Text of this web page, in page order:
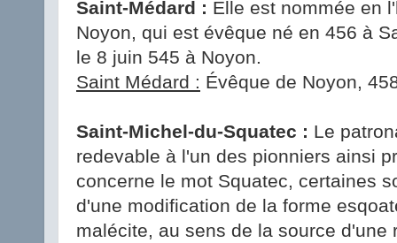
Saint-Médard : Elle est nommée en
Noyon, qui est évêque né en 456 à
le 8 juin 545 à Noyon.
Saint Médard : Évêque de Noyon,
Saint-Michel-du-Squatec : Le
redevable à l'un des pionniers ainsi
concerne le mot Squatec, certaines
d'une modification de la forme
malécite, au sens de la source d'une